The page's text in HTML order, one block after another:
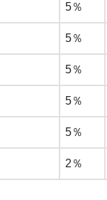
5％
5％
5％
5％
5％
2％